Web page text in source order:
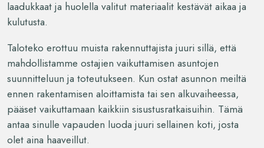
laadukkaat ja huolella valitut materiaalit kestävät aikaa ja
kulutusta.
Taloteko erottuu muista rakennuttajista juuri sillä, että
mahdollistamme ostajien vaikuttamisen asuntojen
suunnitteluun ja toteutukseen. Kun ostat asunnon meiltä
ennen rakentamisen aloittamista tai sen alkuvaiheessa,
pääset vaikuttamaan kaikkiin sisustusratkaisuihin. Tämä
antaa sinulle vapauden luoda juuri sellainen koti, josta
olet aina haaveillut.